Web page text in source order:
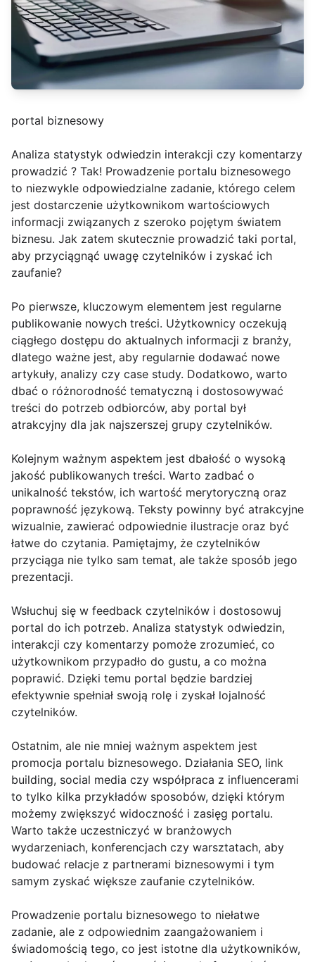
portal biznesowy
Analiza statystyk odwiedzin interakcji czy komentarzy
prowadzić ? Tak! Prowadzenie portalu biznesowego
to niezwykle odpowiedzialne zadanie, którego celem
jest dostarczenie użytkownikom wartościowych
informacji związanych z szeroko pojętym światem
biznesu. Jak zatem skutecznie prowadzić taki portal,
aby przyciągnąć uwagę czytelników i zyskać ich
zaufanie?
Po pierwsze, kluczowym elementem jest regularne
publikowanie nowych treści. Użytkownicy oczekują
ciągłego dostępu do aktualnych informacji z branży,
dlatego ważne jest, aby regularnie dodawać nowe
artykuły, analizy czy case study. Dodatkowo, warto
dbać o różnorodność tematyczną i dostosowywać
treści do potrzeb odbiorców, aby portal był
atrakcyjny dla jak najszerszej grupy czytelników.
Kolejnym ważnym aspektem jest dbałość o wysoką
jakość publikowanych treści. Warto zadbać o
unikalność tekstów, ich wartość merytoryczną oraz
poprawność językową. Teksty powinny być atrakcyjne
wizualnie, zawierać odpowiednie ilustracje oraz być
łatwe do czytania. Pamiętajmy, że czytelników
przyciąga nie tylko sam temat, ale także sposób jego
prezentacji.
Wsłuchuj się w feedback czytelników i dostosowuj
portal do ich potrzeb. Analiza statystyk odwiedzin,
interakcji czy komentarzy pomoże zrozumieć, co
użytkownikom przypadło do gustu, a co można
poprawić. Dzięki temu portal będzie bardziej
efektywnie spełniał swoją rolę i zyskał lojalność
czytelników.
Ostatnim, ale nie mniej ważnym aspektem jest
promocja portalu biznesowego. Działania SEO, link
building, social media czy współpraca z influencerami
to tylko kilka przykładów sposobów, dzięki którym
możemy zwiększyć widoczność i zasięg portalu.
Warto także uczestniczyć w branżowych
wydarzeniach, konferencjach czy warsztatach, aby
budować relacje z partnerami biznesowymi i tym
samym zyskać większe zaufanie czytelników.
Prowadzenie portalu biznesowego to niełatwe
zadanie, ale z odpowiednim zaangażowaniem i
świadomością tego, co jest istotne dla użytkowników,